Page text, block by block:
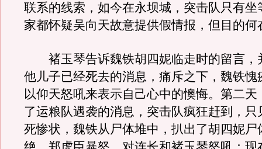
联系的线索，如今在永坝城，突击队只有坐
家都怀疑吴向天故意提供假情报，但目的何
褚玉琴告诉魏铁胡四妮临走时的留言，
他儿子已经死去的消息，痛斥之下，魏铁愧
以仰天怒吼来表示自己心中的懊悔。第二天
了运粮队遇袭的消息，突击队疯狂赶到，只
死惨状，魏铁从尸体堆中，扒出了胡四妮尸